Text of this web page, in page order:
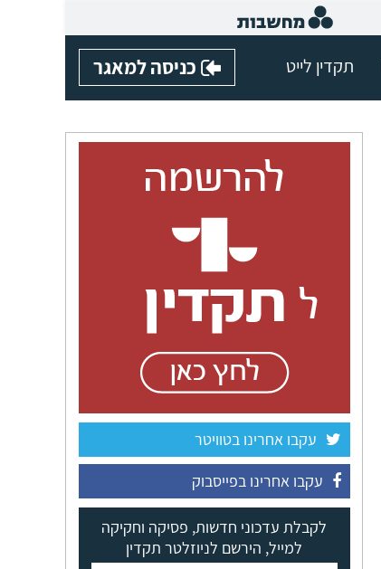
תקדין לייט כניסה למאגר
עקבו אחרינו בטוויטר
עקבו אחרינו בפייסבוק
לקבלת עדכוני חדשות, פסיקה וחקיקה
למייל, הירשם לניוזלטר תקדין